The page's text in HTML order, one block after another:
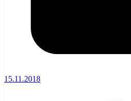
15.11.2018